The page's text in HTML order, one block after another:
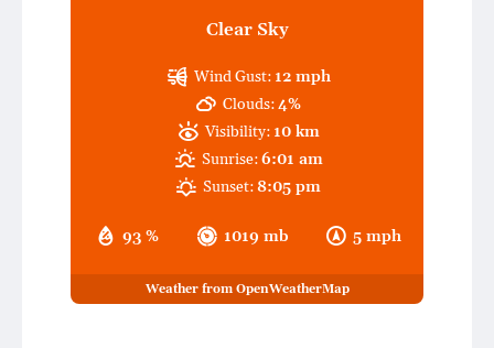
Clear Sky
93 % 1019 mb 5 mph
Wind Gust: 12 mph
Clouds:4%
Visibility: 10 km
Sunrise:6:01 am
Sunset:8:05 pm
Weather from OpenWeatherMap